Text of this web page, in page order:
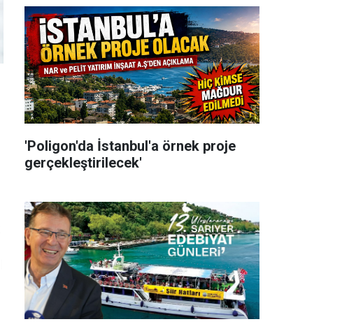
'Poligon'da İstanbul'a örnek proje
gerçekleştirilecek'